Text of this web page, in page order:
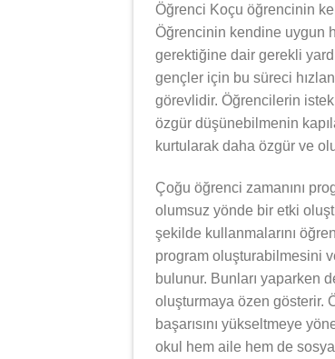
Öğrenci Koçu öğrencinin
Öğrencinin kendine uygun
gerektiğine dair gerekli
gençler için bu süreci
görevlidir. Öğrencilerin
özgür düşünebilmenin
kurtularak daha özgür ve
Çoğu öğrenci zamanını
olumsuz yönde bir etki
şekilde kullanmalarını
program oluşturabilmesini
bulunur. Bunları yaparken
oluşturmaya özen gösterir.
başarısını yükseltmeye
okul hem aile hem de